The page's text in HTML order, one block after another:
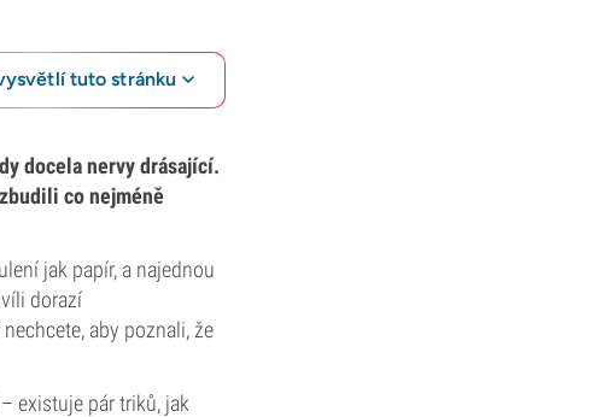
tuto stránku
docela nervy drásající.
co nejméně
jak papír, a najednou
dorazí
aby poznali, že
existuje pár triků, jak